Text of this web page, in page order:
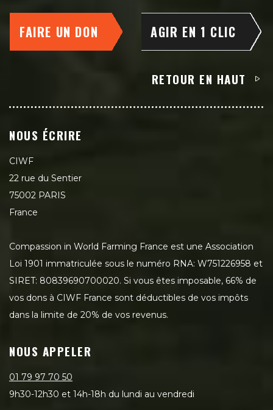
FAIRE UN DON AGIR EN 1 CLIC
RETOUR EN HAUT
NOUS ÉCRIRE
CIWF
22 rue du Sentier
75002 PARIS
France
Compassion in World Farming France est une Association
Loi 1901 immatriculée sous le numéro RNA: W751226958 et
SIRET: 80839690700020. Si vous êtes imposable, 66% de
vos dons à CIWF France sont déductibles de vos impôts
dans la limite de 20% de vos revenus.
NOUS APPELER
01 79 97 70 50
9h30-12h30 et 14h-18h du lundi au vendredi